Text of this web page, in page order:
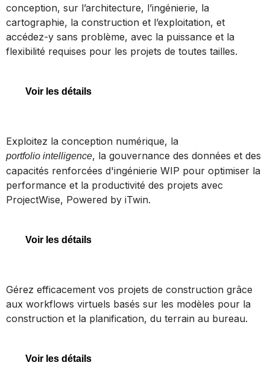
MicroStation
conception, sur l’architecture, l’ingénierie, la
cartographie, la construction et l’exploitation, et
accédez-y sans problème, avec la puissance et la
flexibilité requises pour les projets de toutes tailles.
Voir les détails
ProjectWise
Exploitez la conception numérique, la
portfolio intelligence, la gouvernance des données et des
capacités renforcées d'ingénierie WIP pour optimiser la
performance et la productivité des projets avec
ProjectWise, Powered by iTwin.
Voir les détails
Gérez efficacement vos projets de construction grâce
aux workflows virtuels basés sur les modèles pour la
construction et la planification, du terrain au bureau.
Voir les détails